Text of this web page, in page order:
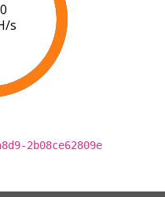
s
2b08ce62809e